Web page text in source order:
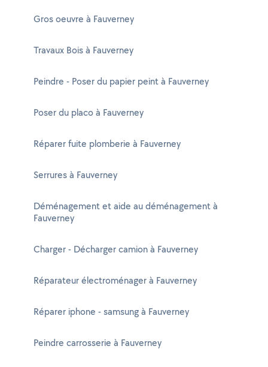
Gros oeuvre à Fauverney
Travaux Bois à Fauverney
Peindre - Poser du papier peint à Fauverney
Poser du placo à Fauverney
Réparer fuite plomberie à Fauverney
Serrures à Fauverney
Déménagement et aide au déménagement à
Fauverney
Charger - Décharger camion à Fauverney
Réparateur électroménager à Fauverney
Réparer iphone - samsung à Fauverney
Peindre carrosserie à Fauverney